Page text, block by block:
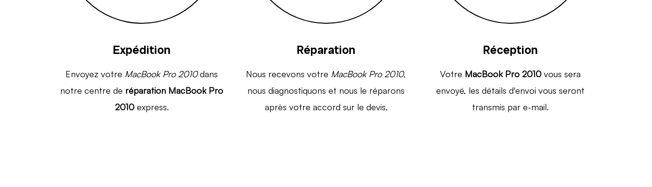
Expédition
Envoyez votre MacBook Pro 2010dans
notre centre de réparation MacBook Pro
2010express.
Réparation
Nous recevons votre MacBook Pro 2010,
nous diagnostiquons et nous le réparons
après votre accord sur le devis.
Réception
Votre MacBook Pro 2010 vous sera
envoyé, les détails d'envoi vous seront
transmis par e-mail.